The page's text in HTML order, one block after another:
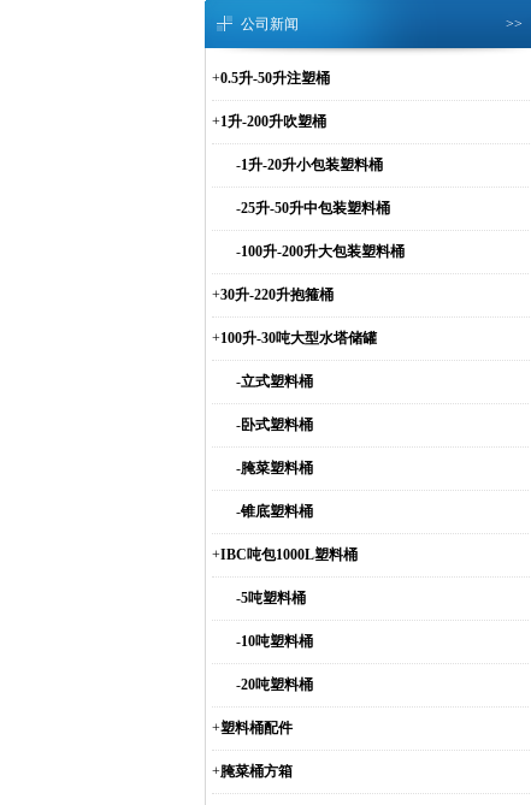
公司新闻 >>
+0.5升-50升注塑桶
+1升-200升吹塑桶
-1升-20升小包装塑料桶
-25升-50升中包装塑料桶
-100升-200升大包装塑料桶
+30升-220升抱箍桶
+100升-30吨大型水塔储罐
-立式塑料桶
-卧式塑料桶
-腌菜塑料桶
-锥底塑料桶
+IBC吨包1000L塑料桶
-5吨塑料桶
-10吨塑料桶
-20吨塑料桶
+塑料桶配件
+腌菜桶方箱